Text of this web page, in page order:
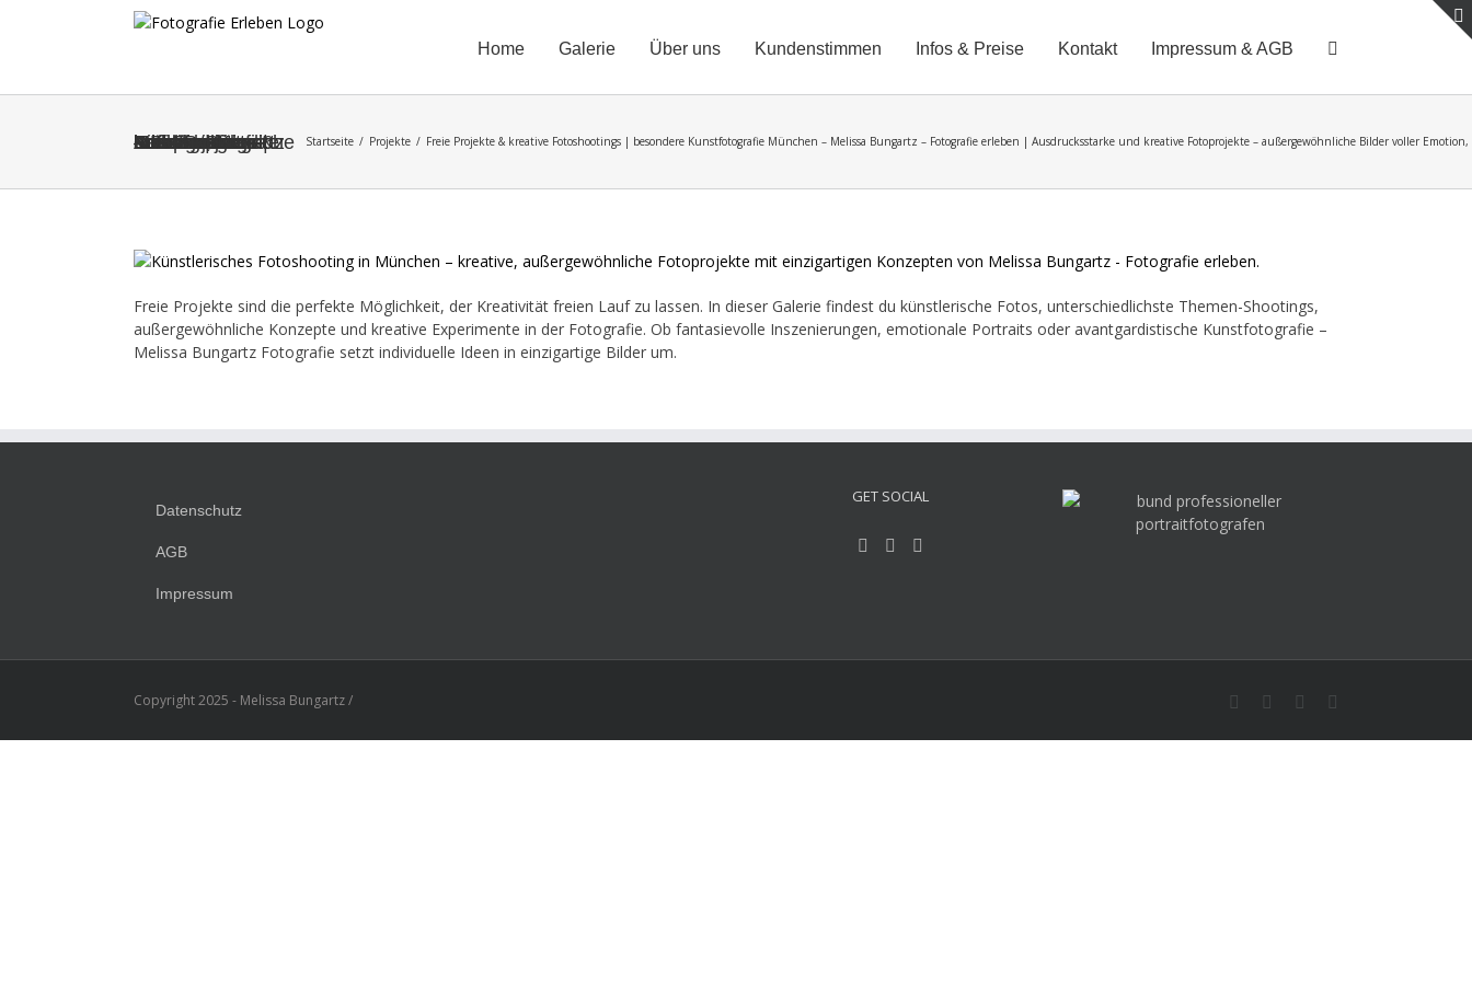
Home Galerie Über uns Kundenstimmen Infos & Preise Kontakt Impressum & AGB
Freie Projekte & kreative Fotoshootings | besondere Kunstfotografie München – Melissa Bungartz – Fotografie erleben | Ausdrucksstarke und kreative Fotoprojekte – außergewöhnliche Bilder voller Emotion, Kunst und Fantasie. Startseite Projekte Freie Projekte & kreative Fotoshootings | besondere Kunstfotografie München – Melissa Bungartz – Fotografie erleben | Ausdrucksstarke und kreative Fotoprojekte – außergewöhnliche Bilder voller
Freie Projekte sind die perfekte Möglichkeit, der Kreativität freien Lauf zu lassen. In dieser Galerie findest du künstlerische Fotos, unterschiedlichste Themen-Shootings,
außergewöhnliche Konzepte und kreative Experimente in der Fotografie. Ob fantasievolle Inszenierungen, emotionale Portraits oder avantgardistische Kunstfotografie –
Melissa Bungartz Fotografie setzt individuelle Ideen in einzigartige Bilder um.
Datenschutz
AGB
Impressum
GET SOCIAL
Copyright 2025 - Melissa Bungartz / InstagramFacebookYouTube